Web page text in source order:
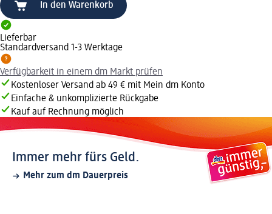
In den Warenkorb
Lieferbar
Standardversand 1-3 Werktage
Verfügbarkeit in einem dm Markt prüfen
Kostenloser Versand ab 49 € mit Mein dm Konto
Einfache & unkomplizierte Rückgabe
Kauf auf Rechnung möglich
Immer mehr fürs Geld.
Mehr zum dm Dauerpreis